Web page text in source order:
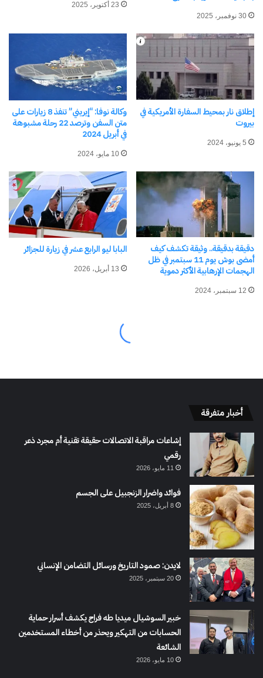
أخبار متفرقة
إشاعات مراقبة الاتصالات حقيقة تقنية أم مجرد ذعر
رقمي
11 مايو، 2026
فوائد واضرار الزنجبيل على الجسم
8 أبريل، 2025
لايدن: صمود التاريخ ورسائل التضامن الإنساني
20 سبتمبر، 2025
خبير السوشيال ميديا طه فراج يكشف أسرار حماية
الحسابات من التهكير ويحذر من أخطاء المستخدمين
الشائعة
10 مايو، 2026